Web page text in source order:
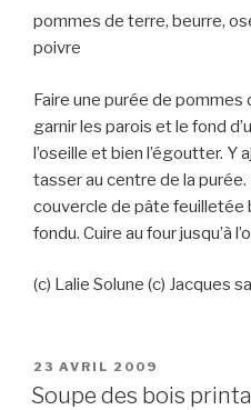
pommes de terre, beurre,
poivre
Faire une purée de pommes
garnir les parois et le fond
l’oseille et bien l’égoutter. Y
tasser au centre de la
couvercle de pâte feuilletée
fondu. Cuire au four jusqu’à
(c) Lalie Solune (c) Jacques
PUBLIÉ
LE
23 AVRIL 2009
Soupe des bois